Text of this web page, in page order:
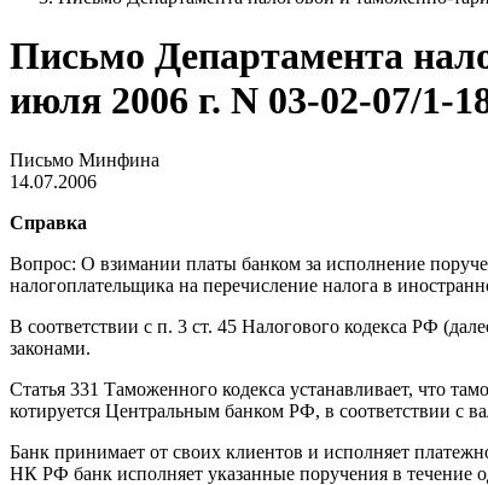
Письмо Департамента
июля 2006 г. N 03-02-07/1-
Письмо Минфина
14.07.2006
Справка
Вопрос: О взимании платы банком за исполнение
налогоплательщика на перечисление налога в
В соответствии с п. 3 ст. 45 Налогового кодекса РФ
законами.
Статья 331 Таможенного кодекса устанавливает, что
котируется Центральным банком РФ, в соответствии с
Банк принимает от своих клиентов и исполняет
НК РФ банк исполняет указанные поручения в течение